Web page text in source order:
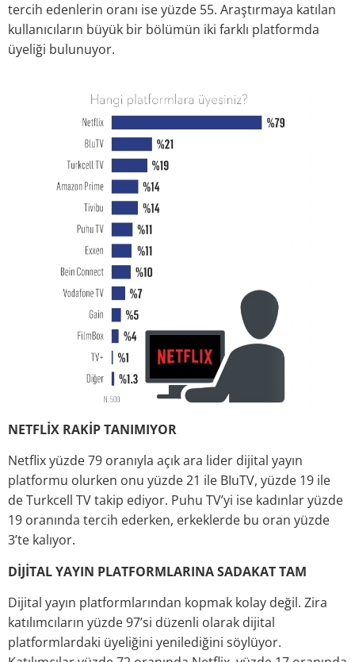
tercih edenlerin oranı ise yüzde 55. Araştırmaya katılan
kullanıcıların büyük bir bölümün iki farklı platformda
üyeliği bulunuyor.
NETFLİX RAKİP TANIMIYOR
Netflix yüzde 79 oranıyla açık ara lider dijital yayın
platformu olurken onu yüzde 21 ile BIuTV, yüzde 19 ile
de Turkcell TV takip ediyor. Puhu TV’yi ise kadınlar yüzde
19 oranında tercih ederken, erkeklerde bu oran yüzde
3’te kalıyor.
DİJİTAL YAYIN PLATFORMLARINA SADAKAT TAM
Dijital yayın platformlarından kopmak kolay değil. Zira
katılımcıların yüzde 97’si düzenli olarak dijital
platformlardaki üyeliğini yenilediğini söylüyor.